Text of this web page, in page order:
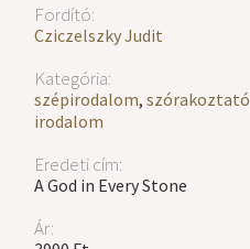
Fordító:
Cziczelszky Judit
Kategória:
szépirodalom,szórakoztató
irodalom
Eredeti cím:
A God in Every Stone
Ár: